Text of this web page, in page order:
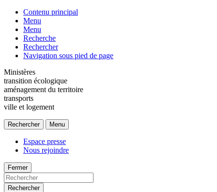
Contenu principal
Menu
Menu
Recherche
Rechercher
Navigation sous pied de page
Ministères
transition écologique
aménagement du territoire
transports
ville et logement
Rechercher Menu
Espace presse
Nous rejoindre
Fermer
Rechercher